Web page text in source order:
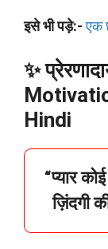
इसे भी पड़े:- एक
✨
Hindi
“प्यार
ज़िंदगी